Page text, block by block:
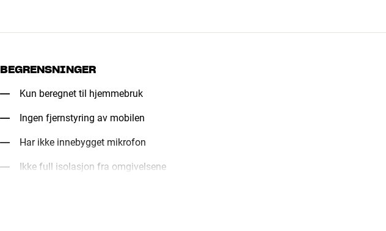
BEGRENSNINGER
Kun beregnet til hjemmebruk
Ingen fjernstyring av mobilen
Har ikke innebygget mikrofon
Ikke full isolasjon fra omgivelsene